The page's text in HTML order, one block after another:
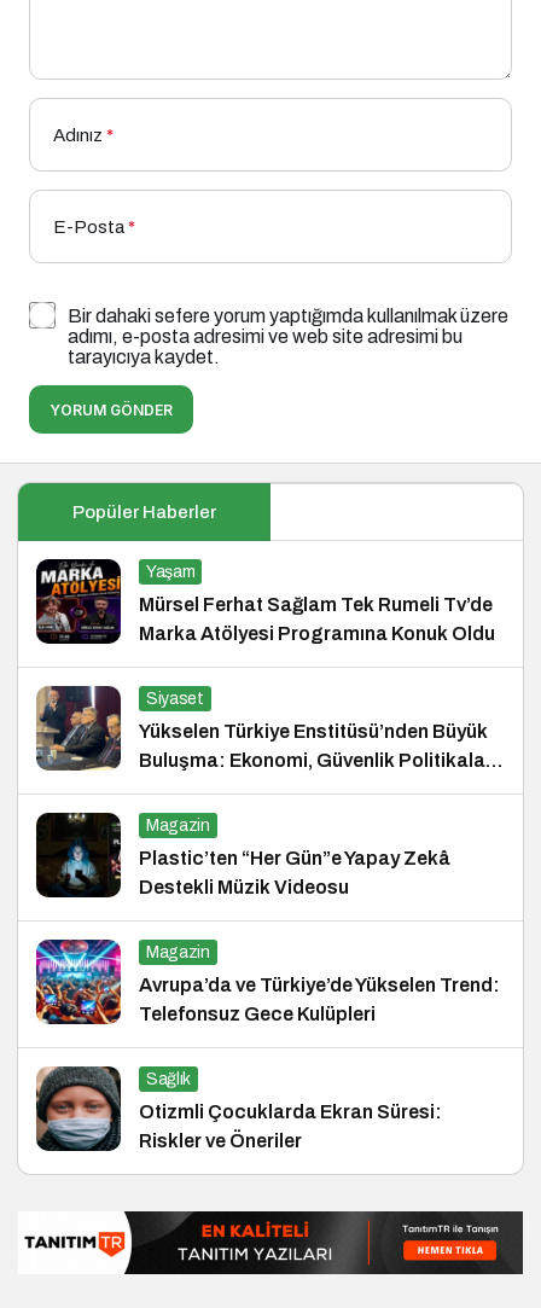
Adınız *
E-Posta*
Bir dahaki sefere yorum yaptığımda kullanılmak üzere
adımı, e-posta adresimi ve web site adresimi bu
tarayıcıya kaydet.
YORUM GÖNDER
Popüler Haberler
Yaşam
Mürsel Ferhat Sağlam Tek Rumeli Tv’de
Marka Atölyesi Programına Konuk Oldu
Siyaset
Yükselen Türkiye Enstitüsü’nden Büyük
Buluşma: Ekonomi, Güvenlik Politikaları
ve Hukuk Konferansı
Magazin
Plastic’ten “Her Gün”e Yapay Zekâ
Destekli Müzik Videosu
Magazin
Avrupa’da ve Türkiye’de Yükselen Trend:
Telefonsuz Gece Kulüpleri
Sağlık
Otizmli Çocuklarda Ekran Süresi:
Riskler ve Öneriler